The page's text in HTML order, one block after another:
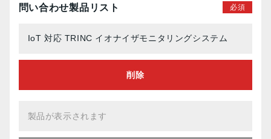
問い合わせ製品リスト
削除